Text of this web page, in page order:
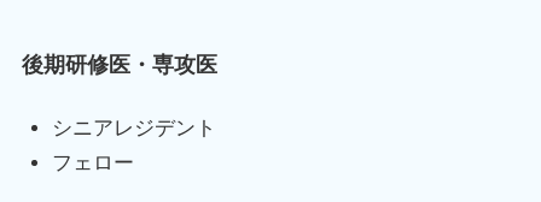
後期研修医・専攻医
シニアレジデント
フェロー